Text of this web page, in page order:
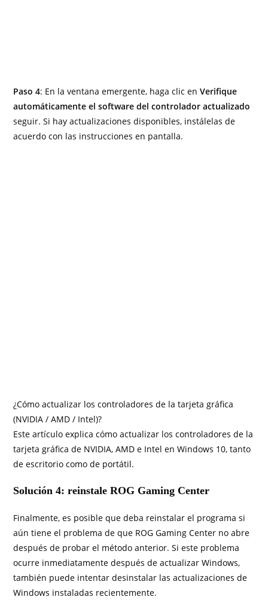
Paso 4: En la ventana emergente, haga clic enVerifique
automáticamente el software del controlador actualizado
seguir. Si hay actualizaciones disponibles, instálelas de
acuerdo con las instrucciones en pantalla.
¿Cómo actualizar los controladores de la tarjeta gráfica
(NVIDIA / AMD / Intel)?
Este artículo explica cómo actualizar los controladores de la
tarjeta gráfica de NVIDIA, AMD e Intel en Windows 10, tanto
de escritorio como de portátil.
Solución 4: reinstale ROG Gaming Center
Finalmente, es posible que deba reinstalar el programa si
aún tiene el problema de que ROG Gaming Center no abre
después de probar el método anterior. Si este problema
ocurre inmediatamente después de actualizar Windows,
también puede intentar desinstalar las actualizaciones de
Windows instaladas recientemente.